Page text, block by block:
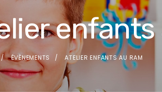
enfants
ÉVÈNEMENTS ATELIER ENFANTS AU RAM